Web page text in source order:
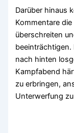
Darüber hinaus
Kommentare
überschreiten
beeinträchtigen.
nach hinten
Kampfabend
zu erbringen,
Unterwerfung